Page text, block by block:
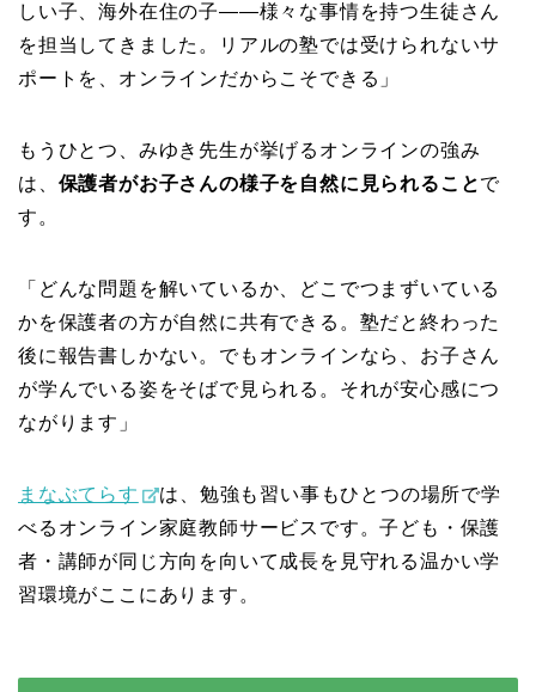
しい子、海外在住の子——様々な事情を持つ生徒さん
を担当してきました。リアルの塾では受けられないサ
ポートを、オンラインだからこそできる」
もうひとつ、みゆき先生が挙げるオンラインの強み
は、 保護者がお子さんの様子を自然に見られることで
す。
「どんな問題を解いているか、どこでつまずいている
かを保護者の方が自然に共有できる。塾だと終わった
後に報告書しかない。でもオンラインなら、お子さん
が学んでいる姿をそばで見られる。それが安心感につ
ながります」
まなぶてらす
は、勉強も習い事もひとつの場所で学
べるオンライン家庭教師サービスです。子ども・保護
者・講師が同じ方向を向いて成長を見守れる温かい学
習環境がここにあります。